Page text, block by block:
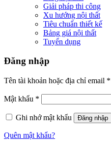
Giải pháp thi công
Xu hướng nội thất
Tiêu chuẩn thiết kế
Bảng giá nội thất
Tuyển dụng
Đăng nhập
Tên tài khoản hoặc địa chỉ email *
Mật khẩu *
Ghi nhớ mật khẩu Đăng nhập
Quên mật khẩu?